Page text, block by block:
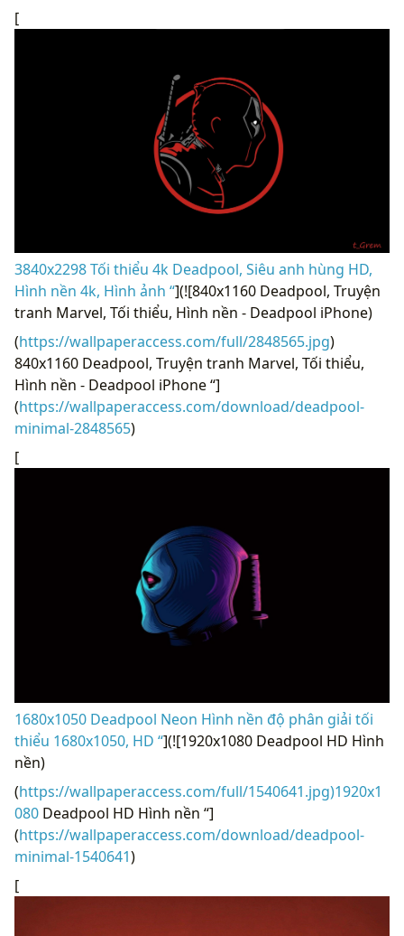
[
3840x2298 Tối thiểu 4k Deadpool, Siêu anh hùng HD,
Hình nền 4k, Hình ảnh “](![840x1160 Deadpool, Truyện
tranh Marvel, Tối thiểu, Hình nền - Deadpool iPhone)
(https://wallpaperaccess.com/full/2848565.jpg)
840x1160 Deadpool, Truyện tranh Marvel, Tối thiểu,
Hình nền - Deadpool iPhone “]
(https://wallpaperaccess.com/download/deadpool-
minimal-2848565)
[
1680x1050 Deadpool Neon Hình nền độ phân giải tối
thiểu 1680x1050, HD “](![1920x1080 Deadpool HD Hình
nền)
(https://wallpaperaccess.com/full/1540641.jpg)1920x1
080 Deadpool HD Hình nền “]
(https://wallpaperaccess.com/download/deadpool-
minimal-1540641)
[